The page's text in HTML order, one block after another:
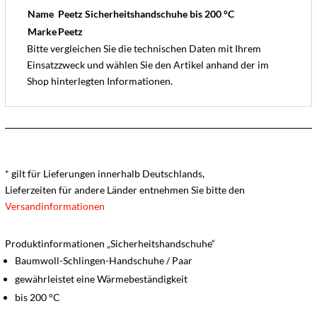
Name Peetz Sicherheitshandschuhe bis 200 °C
MarkePeetz
Bitte vergleichen Sie die technischen Daten mit Ihrem
Einsatzzweck und wählen Sie den Artikel anhand der im
Shop hinterlegten Informationen.
* gilt für Lieferungen innerhalb Deutschlands,
Lieferzeiten für andere Länder entnehmen Sie bitte den
Versandinformationen
Produktinformationen „Sicherheitshandschuhe“
Baumwoll-Schlingen-Handschuhe / Paar
gewährleistet eine Wärmebeständigkeit
bis 200 °C